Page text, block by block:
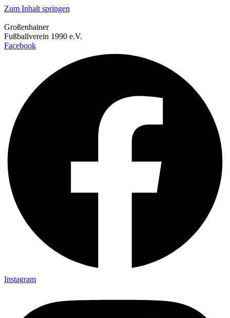
Zum Inhalt springen
Großenhainer
Fußballverein 1990 e.V.
Facebook
Instagram